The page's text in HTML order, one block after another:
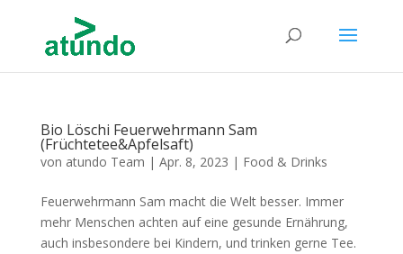
Bio Löschi Feuerwehrmann Sam
(Früchtetee&Apfelsaft)
von atundo Team | Apr. 8, 2023 | Food & Drinks
Feuerwehrmann Sam macht die Welt besser. Immer
mehr Menschen achten auf eine gesunde Ernährung,
auch insbesondere bei Kindern, und trinken gerne Tee.